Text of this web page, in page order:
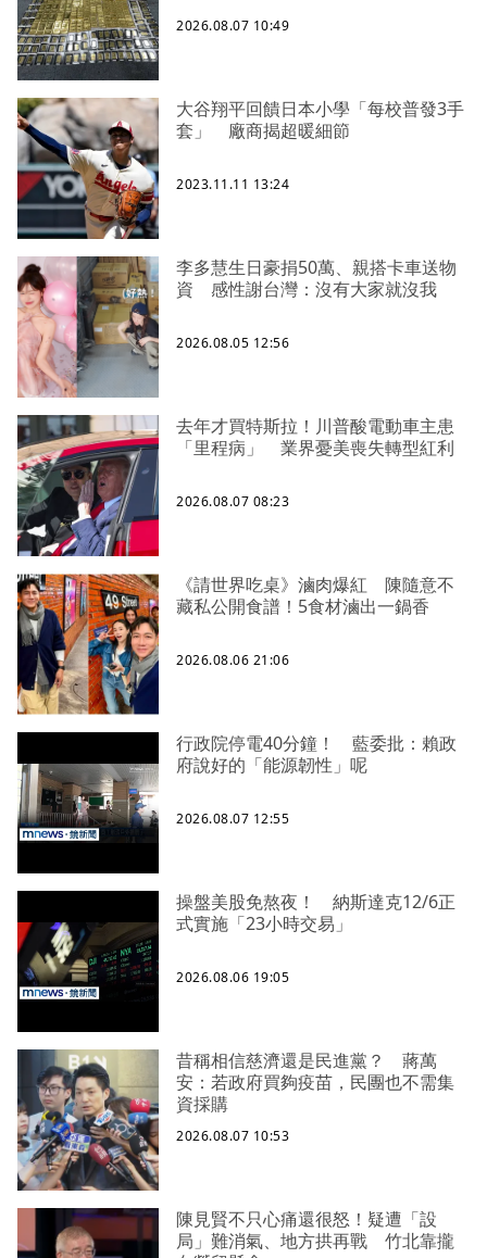
2026.08.07 10:49
大谷翔平回饋日本小學「每校普發3手
套」 廠商揭超暖細節
2023.11.11 13:24
李多慧生日豪捐50萬、親搭卡車送物
資 感性謝台灣：沒有大家就沒我
2026.08.05 12:56
去年才買特斯拉！川普酸電動車主患
「里程病」 業界憂美喪失轉型紅利
2026.08.07 08:23
《請世界吃桌》滷肉爆紅 陳隨意不
藏私公開食譜！5食材滷出一鍋香
2026.08.06 21:06
行政院停電40分鐘！ 藍委批：賴政
府說好的「能源韌性」呢
2026.08.07 12:55
操盤美股免熬夜！ 納斯達克12/6正
式實施「23小時交易」
2026.08.06 19:05
昔稱相信慈濟還是民進黨？ 蔣萬
安：若政府買夠疫苗，民團也不需集
資採購
2026.08.07 10:53
陳見賢不只心痛還很怒！疑遭「設
局」難消氣、地方拱再戰 竹北靠攏